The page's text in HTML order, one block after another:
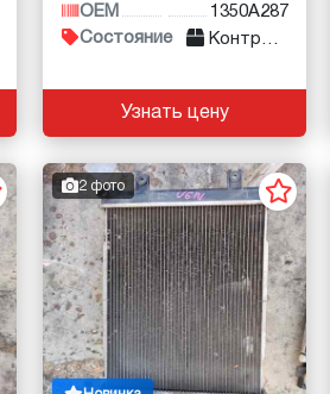
OEM
1350A287
Состояние
Контракт
Узнать цену
2 фото